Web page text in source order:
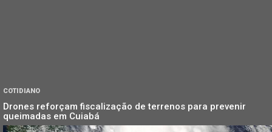
COTIDIANO
Drones reforçam fiscalização de terrenos para prevenir
queimadas em Cuiabá